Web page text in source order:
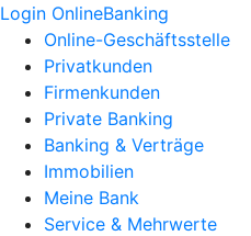
Login OnlineBanking
Online-Geschäftsstelle
Privatkunden
Firmenkunden
Private Banking
Banking & Verträge
Immobilien
Meine Bank
Service & Mehrwerte